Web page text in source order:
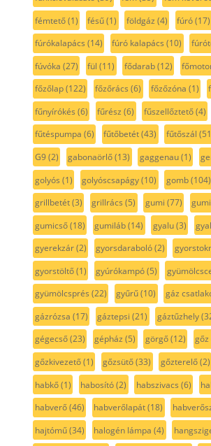
fémtető(1) fésű(1) földgáz (4) fúró(17)
fúrókalapács (14) fúró kalapács (10)
fúvóka (27) fül (11) fődarab(12)
főzőlap(122) főzőrács (6) főzőzóna (1)
fűnyírókés (6) fűrész (6) fűszellőztető(4)
fűtéspumpa (6) fűtőbetét(43) fűtőszál
G9(2) gabonaörlő(13) gaggenau(1)
golyós (1) golyóscsapágy(10) gomb(104)
grillbetét(3) grillrács (5) gumi (77)
gumicső(18) gumiláb(14) gyalu(3)
gyerekzár(2) gyorsdaraboló(2)
gyorstöltő(1) gyúrókampó(5)
gyümölcsprés (22) gyűrű(10) gáz
gázrózsa (17) gáztepsi (21) gáztűzhely
gégecső(23) gépház (5) görgő(12) gőz
gőzkivezető(1) gőzsütő(33) gőzterelő(2)
habkő(1) habosító(2) habszivacs (6)
habverő(46) habverőlapát(18)
hajtómű(34) halogén lámpa (4)